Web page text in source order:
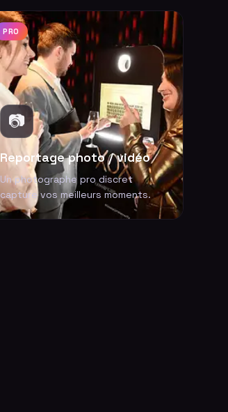
PRO
📷
Reportage photo / vidéo
Un photographe pro discret
capture vos meilleurs moments.